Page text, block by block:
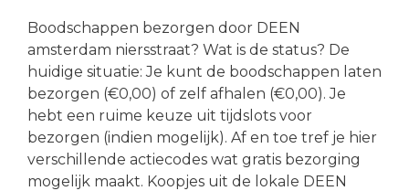
Boodschappen bezorgen door DEEN
amsterdam niersstraat? Wat is de status? De
huidige situatie: Je kunt de boodschappen laten
bezorgen (€0,00) of zelf afhalen (€0,00). Je
hebt een ruime keuze uit tijdslots voor
bezorgen (indien mogelijk). Af en toe tref je hier
verschillende actiecodes wat gratis bezorging
mogelijk maakt. Koopjes uit de lokale DEEN